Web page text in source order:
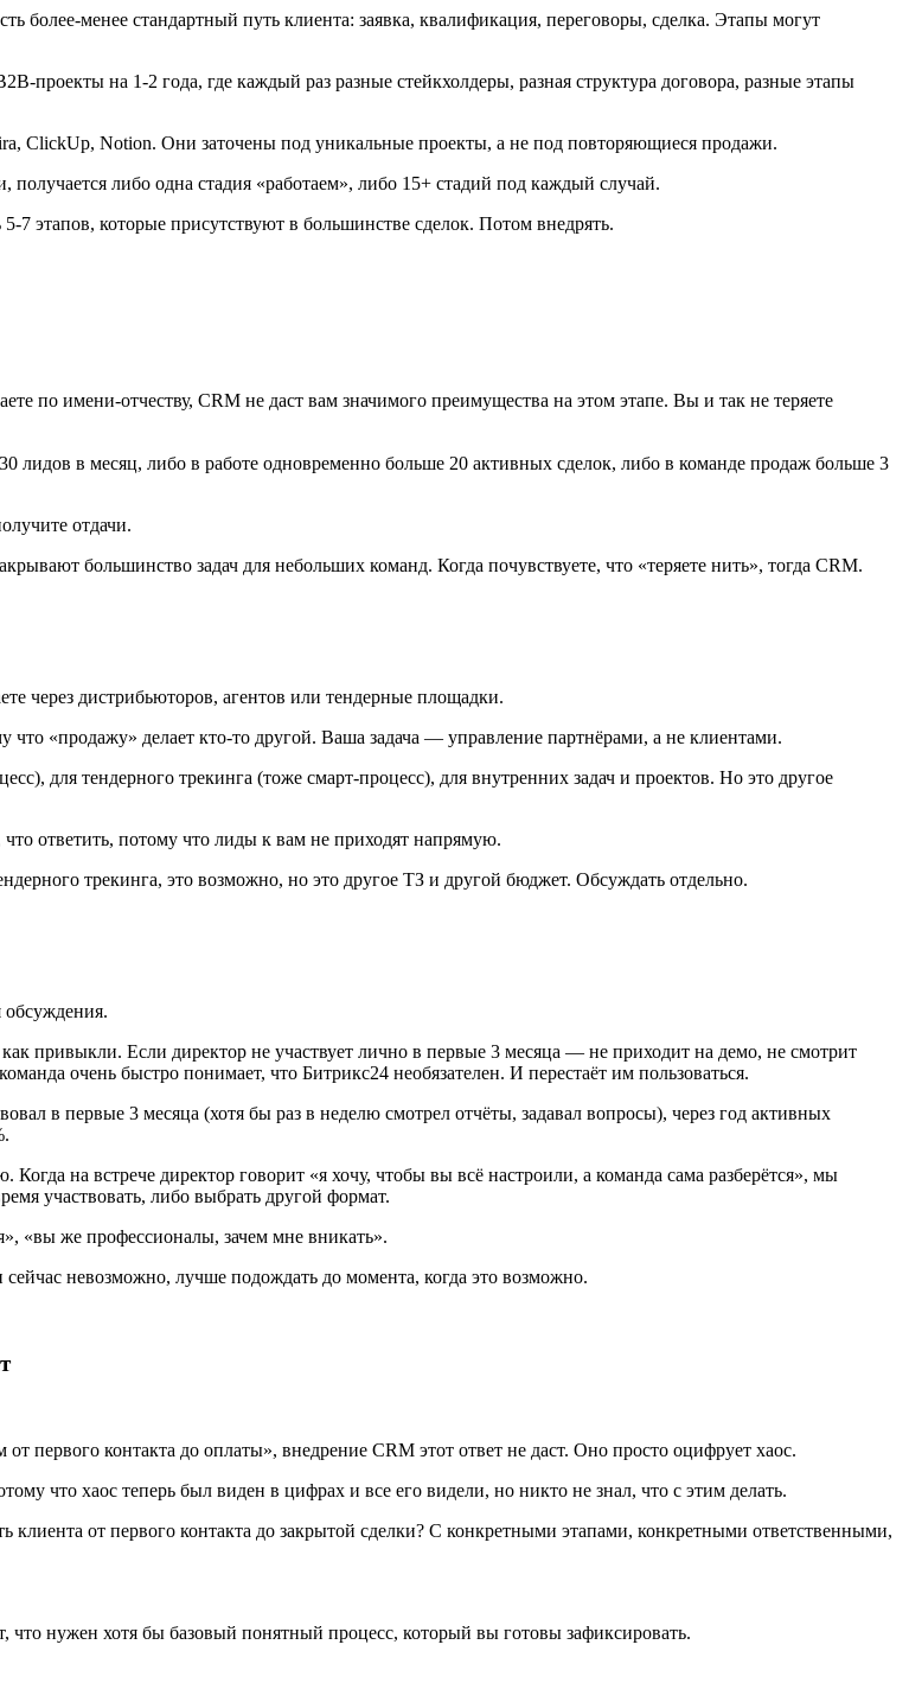
более-менее стандартный путь клиента: заявка, квалификация, переговоры, сделка. Этапы могут
на 1-2 года, где каждый раз разные стейкхолдеры, разная структура договора, разные этапы
ClickUp, Notion. Они заточены под уникальные проекты, а не под повторяющиеся продажи.
либо одна стадия «работаем», либо 15+ стадий под каждый случай.
этапов, которые присутствуют в большинстве сделок. Потом внедрять.
по имени-отчеству, CRM не даст вам значимого преимущества на этом этапе. Вы и так не теряете
лидов в месяц, либо в работе одновременно больше 20 активных сделок, либо в команде продаж больше 3
отдачи.
большинство задач для небольших команд. Когда почувствуете, что «теряете нить», тогда CRM.
через дистрибьюторов, агентов или тендерные площадки.
«продажу» делает кто-то другой. Ваша задача — управление партнёрами, а не клиентами.
для тендерного трекинга (тоже смарт-процесс), для внутренних задач и проектов. Но это другое
ответить, потому что лиды к вам не приходят напрямую.
трекинга, это возможно, но это другое ТЗ и другой бюджет. Обсуждать отдельно.
обсуждения.
привыкли. Если директор не участвует лично в первые 3 месяца — не приходит на демо, не смотрит
очень быстро понимает, что Битрикс24 необязателен. И перестаёт им пользоваться.
в первые 3 месяца (хотя бы раз в неделю смотрел отчёты, задавал вопросы), через год активных
на встрече директор говорит «я хочу, чтобы вы всё настроили, а команда сама разберётся», мы
участвовать, либо выбрать другой формат.
«вы же профессионалы, зачем мне вникать».
невозможно, лучше подождать до момента, когда это возможно.
первого контакта до оплаты», внедрение CRM этот ответ не даст. Оно просто оцифрует хаос.
что хаос теперь был виден в цифрах и все его видели, но никто не знал, что с этим делать.
клиента от первого контакта до закрытой сделки? С конкретными этапами, конкретными ответственными,
что нужен хотя бы базовый понятный процесс, который вы готовы зафиксировать.